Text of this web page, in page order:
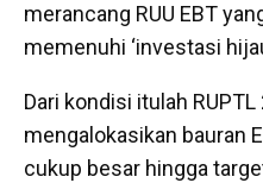
merancang RUU EBT
memenuhi ‘investasi
Dari kondisi itulah
mengalokasikan bauran
cukup besar hingga